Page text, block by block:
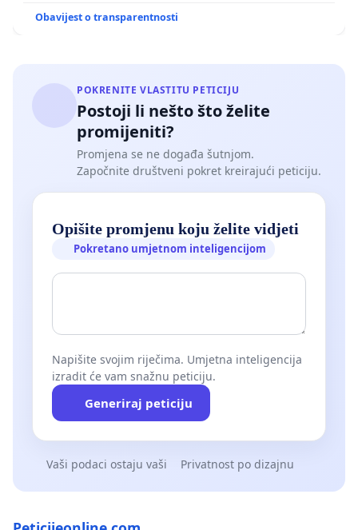
Obavijest o transparentnosti
POKRENITE VLASTITU PETICIJU
Postoji li nešto što želite
promijeniti?
Promjena se ne događa šutnjom.
Započnite društveni pokret kreirajući peticiju.
Opišite promjenu koju želite vidjeti
Pokretano umjetnom inteligencijom
Napišite svojim riječima. Umjetna inteligencija
izradit će vam snažnu peticiju.
Generiraj peticiju
Vaši podaci ostaju vaši Privatnost po dizajnu